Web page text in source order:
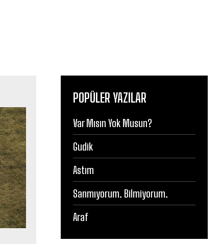
POPÜLER YAZILAR
Var Mısın Yok Musun?
Gudik
Astım
Sanmıyorum. Bilmiyorum.
Araf